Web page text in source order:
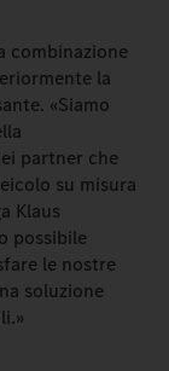
combinazione
la
«Siamo
partner che
su misura
Klaus
possibile
le nostre
soluzione